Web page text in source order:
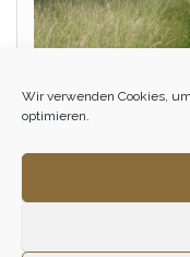
Wir verwenden Cookies,
optimieren.
rund um
eintägige